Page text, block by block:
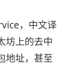
，中文译
坊上的去中
地址，甚至